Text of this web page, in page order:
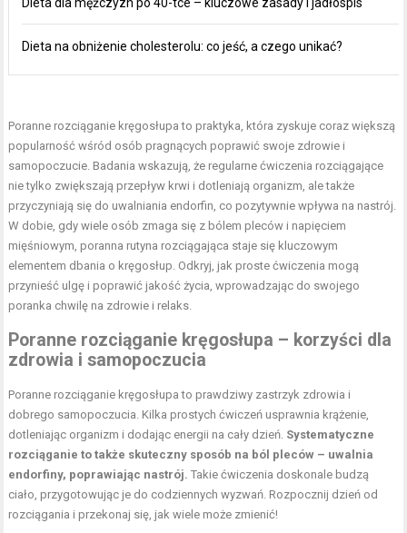
Dieta na obniżenie cholesterolu: co jeść, a czego unikać?
Poranne rozciąganie kręgosłupa to praktyka, która zyskuje coraz większą
popularność wśród osób pragnących poprawić swoje zdrowie i
samopoczucie . Badania wskazują, że regularne ćwiczenia rozciągające
nie tylko zwiększają przepływ krwi i dotleniają organizm, ale także
przyczyniają się do uwalniania endorfin, co pozytywnie wpływa na nastrój.
W dobie, gdy wiele osób zmaga się z bólem pleców i napięciem
mięśniowym, poranna rutyna rozciągająca staje się kluczowym
elementem dbania o kręgosłup. Odkryj, jak proste ćwiczenia mogą
przynieść ulgę i poprawić jakość życia, wprowadzając do swojego
poranka chwilę na zdrowie i relaks.
Poranne rozciąganie kręgosłupa – korzyści dla
zdrowia i samopoczucia
Poranne rozciąganie kręgosłupa to prawdziwy zastrzyk zdrowia i
dobrego samopoczucia. Kilka prostych ćwiczeń usprawnia krążenie,
dotleniając organizm i dodając energii na cały dzień. Systematyczne
rozciąganie to także skuteczny sposób na ból pleców – uwalnia
endorfiny, poprawiając nastrój. Takie ćwiczenia doskonale budzą
ciało, przygotowując je do codziennych wyzwań. Rozpocznij dzień od
rozciągania i przekonaj się, jak wiele może zmienić!